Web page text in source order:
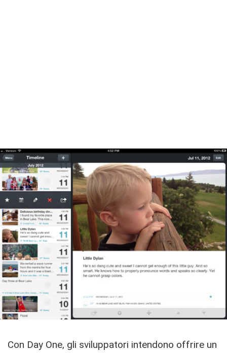
Con Day One, gli sviluppatori intendono offrire un